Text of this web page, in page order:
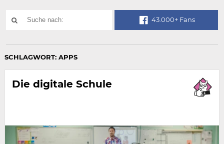
SUCHE
43.000+ Fans
SCHLAGWORT: APPS
Die digitale Schule